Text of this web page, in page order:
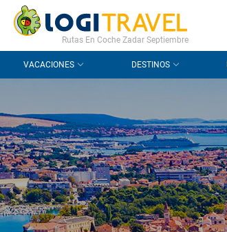
CONTACTO PREGUNTAS FRECUENTES
Rutas En Coche Zadar Septiembre
VACACIONES DESTINOS